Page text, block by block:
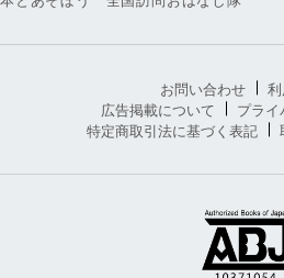
お問い合わせ
広告掲載について
プラ
特定商取引法に基づく表記